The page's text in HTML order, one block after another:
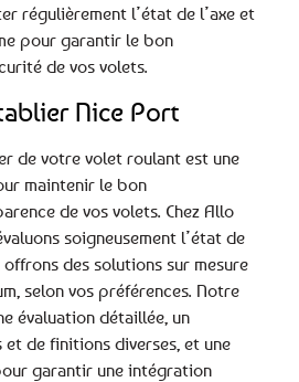
régulièrement l’état de l’axe et
pour garantir le bon
de vos volets.
Nice Port
de votre volet roulant est une
maintenir le bon
de vos volets. Chez Allo
soigneusement l’état de
des solutions sur mesure
selon vos préférences. Notre
évaluation détaillée, un
de finitions diverses, et une
garantir une intégration